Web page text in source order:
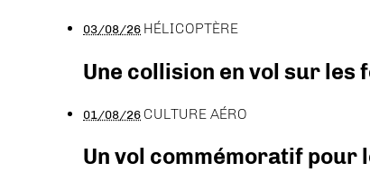
03/08/26 HÉLICOPTÈRE
Une collision en vol sur les
01/08/26 CULTURE AÉRO
Un vol commémoratif pour